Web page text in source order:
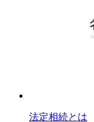
法定相続とは